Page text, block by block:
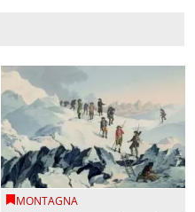
MONTAGNA